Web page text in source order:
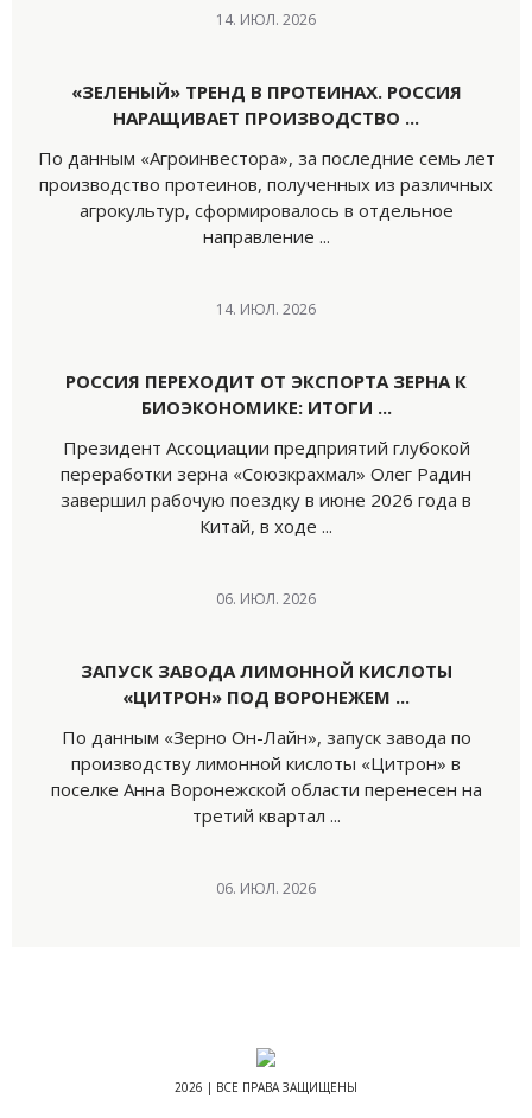
14. ИЮЛ. 2026
«ЗЕЛЕНЫЙ» ТРЕНД В ПРОТЕИНАХ. РОССИЯ
НАРАЩИВАЕТ ПРОИЗВОДСТВО ...
По данным «Агроинвестора», за последние семь лет
производство протеинов, полученных из различных
агрокультур, сформировалось в отдельное
направление ...
14. ИЮЛ. 2026
РОССИЯ ПЕРЕХОДИТ ОТ ЭКСПОРТА ЗЕРНА К
БИОЭКОНОМИКЕ: ИТОГИ ...
Президент Ассоциации предприятий глубокой
переработки зерна «Союзкрахмал» Олег Радин
завершил рабочую поездку в июне 2026 года в
Китай, в ходе ...
06. ИЮЛ. 2026
ЗАПУСК ЗАВОДА ЛИМОННОЙ КИСЛОТЫ
«ЦИТРОН» ПОД ВОРОНЕЖЕМ ...
По данным «Зерно Он-Лайн», запуск завода по
производству лимонной кислоты «Цитрон» в
поселке Анна Воронежской области перенесен на
третий квартал ...
06. ИЮЛ. 2026
2026 | ВСЕ ПРАВА ЗАЩИЩЕНЫ